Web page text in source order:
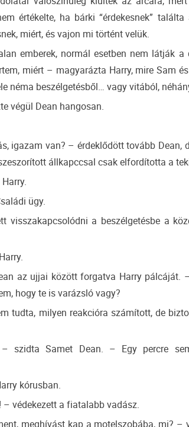
értékelte, ha bárki “érdekesnek”
miért, és vajon mi történt velük.
emberek, normál esetben nem látják
miért – magyarázta Harry, mire Sam
néma beszélgetésből… vagy vitából,
végül Dean hangosan.
igazam van? – érdeklődött tovább Dean,
állkapccsal csak elfordította a
ügy.
visszakapcsolódni a beszélgetésbe a
az ujjai között forgatva Harry pálcáját.
hogy te is varázsló vagy?
tudta, milyen reakcióra számított, de
szidta Samet Dean. – Egy percre
kórusban.
védekezett a fiatalabb vadász.
meghívást kap a motelszobába, mi?